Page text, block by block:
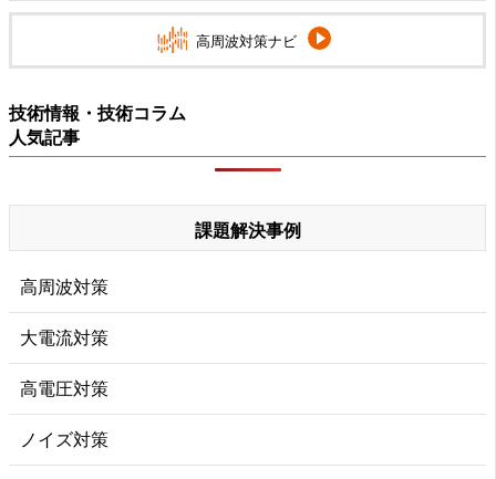
高周波対策ナビ
技術情報・技術コラム
人気記事
課題解決事例
高周波対策
大電流対策
高電圧対策
ノイズ対策